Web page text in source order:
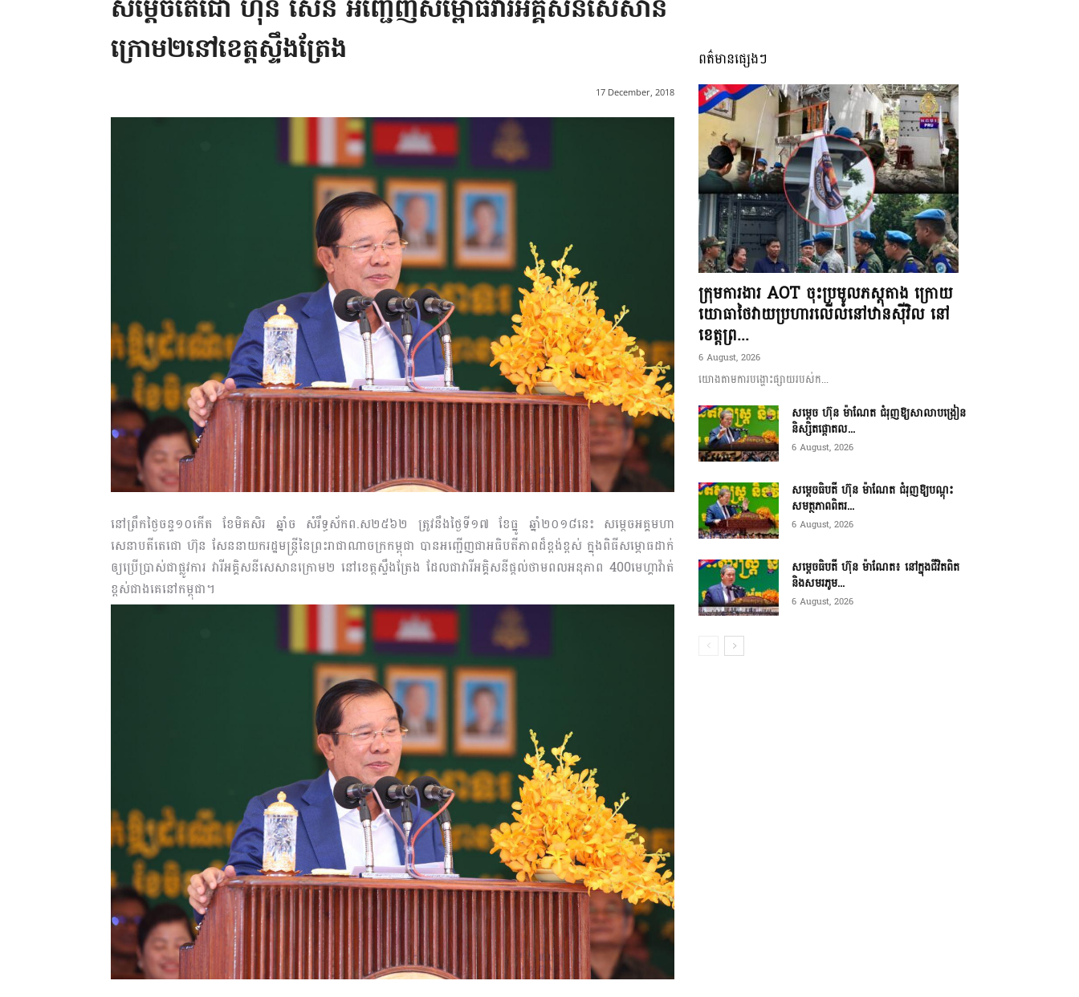
អង្គ
ភាព​
ព័ត៌មាន​
និង
សម្ដេចតេជោ ហ៊ុន សែន អញ្ជើញសម្ពោធវារីអគ្គិសនីសេសាន
ក្រោម២នៅខេត្តស្ទឹងត្រែង
17 December, 2018
នៅព្រឹកថ្ងៃចន្ទ១០កើត ខែមិគសិរ ឆ្នាំច សំរឹទ្ធស័កព.ស២៥៦២ ត្រូវនឹងថ្ងៃទី១៧ ខែធ្នូ ឆ្នាំ២០១៨នេះ សម្ដេចអគ្គមហា
សេនាបតីតេជោ ហ៊ុន សែននាយករដ្ឋមន្រ្តីនៃព្រះរាជាណាចក្រកម្ពុជា បានអញ្ជើញជាអធិបតីភាពដ៏ខ្ពង់ខ្ពស់ ក្នុងពិធីសម្ភោធដាក់
ឲ្យប្រើប្រាស់ជាផ្លូវការ វារីអគ្គិសនីសេសានក្រោម២ នៅខេត្តស្ទឹងត្រែង ដែលជាវារីអគ្គិសនីផ្តល់ថាមពលអនុភាព 400មេហ្គាវ៉ាត់
ខ្ពស់ជាងគេនៅកម្ពុជា។
ពត៌មានផ្សេងៗ
ក្រុមការងារ AOT ចុះប្រមូលភស្តុតាង ក្រោយ
យោធាថៃវាយប្រហារលើលំនៅឋានស៊ីវិល នៅ
ខេត្តព្រ...
6 August, 2026
យោងតាមការបង្ហោះផ្សាយរបស់ក...
សម្តេច ហ៊ុន ម៉ាណែត ជំរុញឱ្យសាលាបង្រៀន
និស្សិតផ្តោតល...
6 August, 2026
សម្តេចធិបតី ហ៊ុន ម៉ាណែត ជំរុញឱ្យបណ្តុះ
សមត្ថភាពពិតរ...
6 August, 2026
សម្តេចធិបតី ហ៊ុន ម៉ាណែត៖ នៅក្នុងជីវិតពិត
និងសមរភូម...
6 August, 2026